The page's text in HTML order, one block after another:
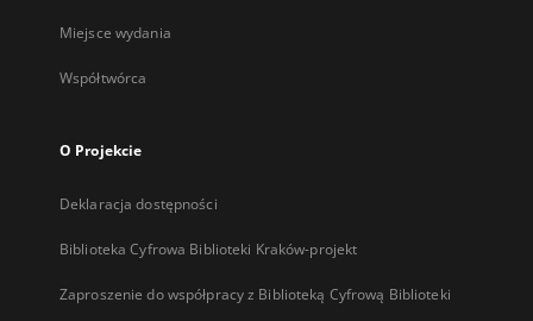
Miejsce wydania
Współtwórca
O Projekcie
Deklaracja dostępności
Biblioteka Cyfrowa Biblioteki Kraków-projekt
Zaproszenie do współpracy z Biblioteką Cyfrową Biblioteki